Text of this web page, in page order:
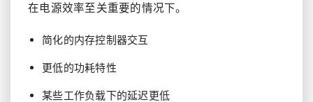
在电源效率至关重要的情况下。
简化的内存控制器交互
更低的功耗特性
某些工作负载下的延迟更低